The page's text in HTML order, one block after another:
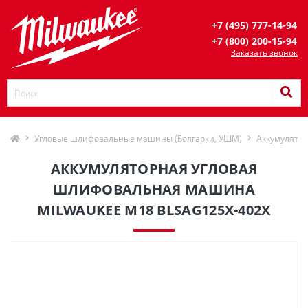
+7 (495) 777-14-94
+7 (800) 200-15-94
Заказать звонок
Угловые шлифовальные машины (Болгарки, УШМ)
АККУМУЛЯТОРНАЯ УГЛОВАЯ
ШЛИФОВАЛЬНАЯ МАШИНА
MILWAUKEE M18 BLSAG125X-402X